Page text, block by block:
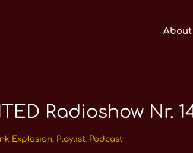
About
Radioshow Nr.
Explosion, Playlist, Podcast